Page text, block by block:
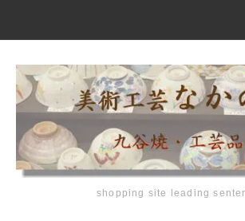
shopping site leading